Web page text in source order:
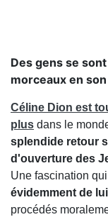
Des gens se
morceaux en
Céline Dion est
plus dans le
splendide retour
d'ouverture des
Une fascination
évidemment de
procédés